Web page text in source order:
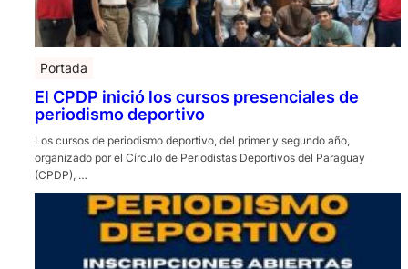
Portada
El CPDP inició los cursos presenciales de
periodismo deportivo
Los cursos de periodismo deportivo, del primer y segundo año,
organizado por el Círculo de Periodistas Deportivos del Paraguay
(CPDP), …